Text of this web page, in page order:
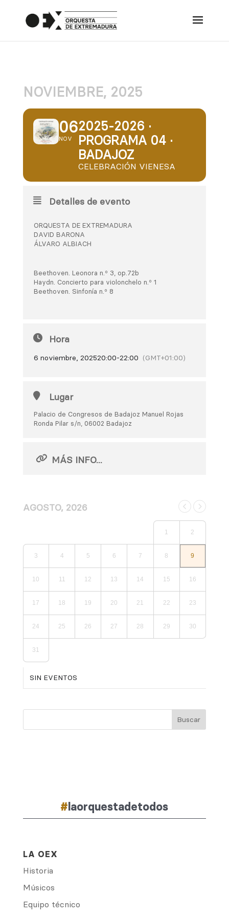
NOVIEMBRE, 2025
06
NOV
2025-2026 ·
PROGRAMA 04 ·
BADAJOZ
CELEBRACIÓN VIENESA
Detalles de evento
ORQUESTA DE EXTREMADURA
DAVID BARONA
ÁLVARO ALBIACH
Beethoven. Leonora n.º 3, op.72b
Haydn. Concierto para violonchelo n.º 1
Beethoven. Sinfonía n.º 8
Hora
6 noviembre, 202520:00-22:00 (GMT+01:00)
Lugar
Palacio de Congresos de Badajoz Manuel Rojas
Ronda Pilar s/n, 06002 Badajoz
MÁS INFO...
AGOSTO, 2026
1 2
3 4 5 6 7 8 9
10 11 12 13 14 15 16
17 18 19 20 21 22 23
24 25 26 27 28 29 30
31
SIN EVENTOS
# laorquestadetodos
LA OEX
Historia
Músicos
Equipo técnico